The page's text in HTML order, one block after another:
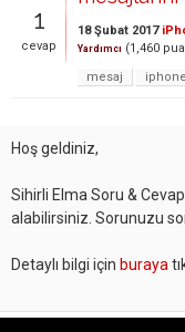
1
cevap
18 Şubat 2017
Yardımcı (1,460
mesaj
Hoş geldiniz,
Sihirli Elma Soru &
alabilirsiniz. Sorunuzu
Detaylı bilgi için buraya